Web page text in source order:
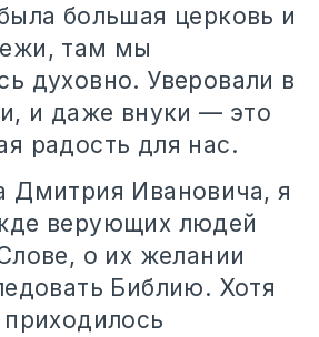
большая церковь и
там мы
духовно. Уверовали в
и даже внуки — это
радость для нас.
Дмитрия Ивановича, я
верующих людей
о их желании
Библию. Хотя